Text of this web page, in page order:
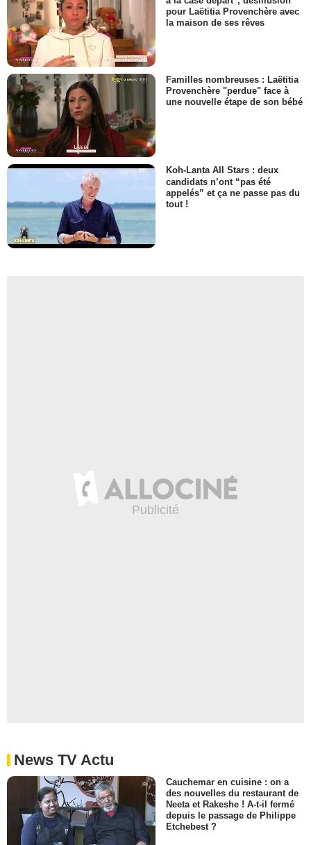
pour Laëtitia Provenchère avec
la maison de ses rêves
Familles nombreuses : Laëtitia
Provenchère "perdue" face à
une nouvelle étape de son bébé
Koh-Lanta All Stars : deux
candidats n’ont “pas été
appelés” et ça ne passe pas du
tout !
News TV Actu
Cauchemar en cuisine : on a
des nouvelles du restaurant de
Neeta et Rakeshe ! A-t-il fermé
depuis le passage de Philippe
Etchebest ?